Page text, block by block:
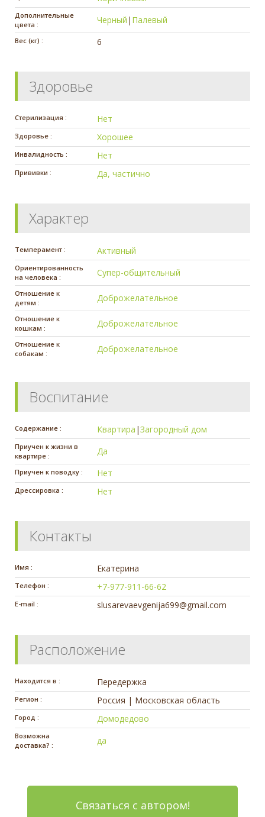
Дополнительные
цвета :
Черный | Палевый
Вес (кг) : 6
Здоровье
Стерилизация : Нет
Здоровье : Хорошее
Инвалидность : Нет
Прививки : Да, частично
Характер
Темперамент : Активный
Ориентированность
на человека :
Супер-общительный
Отношение к
детям :
Доброжелательное
Отношение к
кошкам :
Доброжелательное
Отношение к
собакам :
Доброжелательное
Воспитание
Содержание : Квартира |Загородный дом
Приучен к жизни в
квартире :
Да
Приучен к поводку : Нет
Дрессировка : Нет
Контакты
Имя : Екатерина
Телефон : +7-977-911-66-62
E-mail : slusarevaevgenija699@gmail.com
Расположение
Находится в : Передержка
Регион : Россия | Московская область
Город : Домодедово
Возможна
доставка? :
да
Связаться с автором!